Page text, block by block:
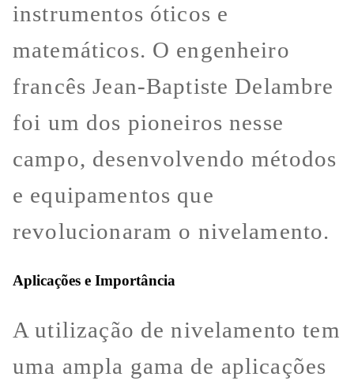
instrumentos óticos e
matemáticos. O engenheiro
francês Jean-Baptiste Delambre
foi um dos pioneiros nesse
campo, desenvolvendo métodos
e equipamentos que
revolucionaram o nivelamento.
Aplicações e Importância
A utilização de nivelamento tem
uma ampla gama de aplicações